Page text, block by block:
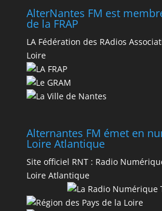
AlterNantes FM est
de la FRAP
LA Fédération des RAdios
Loire
Alternantes FM émet en
Loire Atlantique
Site officiel RNT : Radio
Loire Atlantique